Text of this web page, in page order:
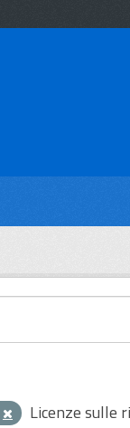
Licenze sulle